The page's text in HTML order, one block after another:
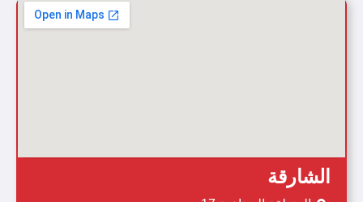
الشارقة